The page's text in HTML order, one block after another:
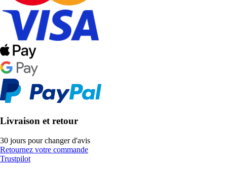
Livraison et retour
30 jours pour changer d'avis
Retournez votre commande
Trustpilot